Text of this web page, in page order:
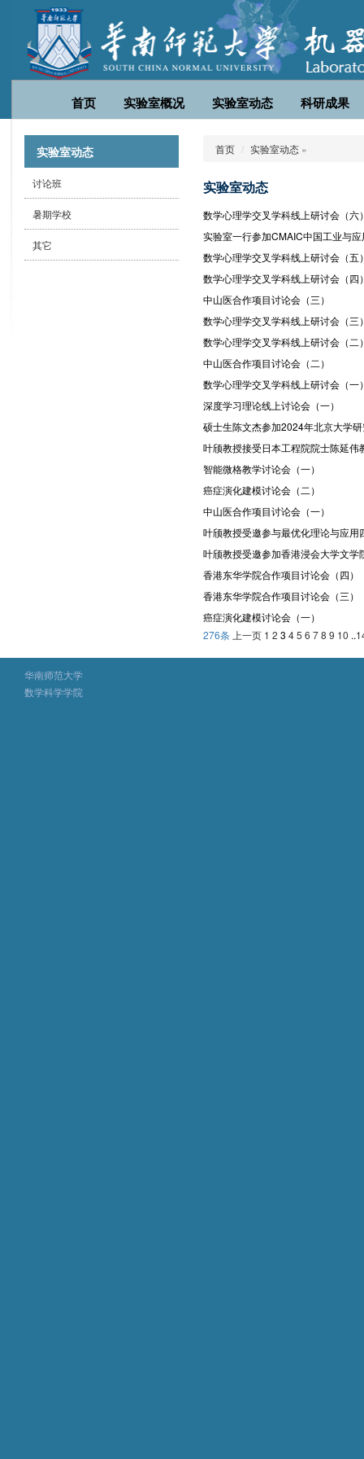
首页 实验室概况 实验室动态 科研成果
实验室动态
讨论班
暑期学校
其它
首页 实验室动态 »
实验室动态
数学心理学交叉学科线上研讨会（六
实验室一行参加CMAIC中国工业与
数学心理学交叉学科线上研讨会（五
数学心理学交叉学科线上研讨会（四
中山医合作项目讨论会（三）
数学心理学交叉学科线上研讨会（三
数学心理学交叉学科线上研讨会（二
中山医合作项目讨论会（二）
数学心理学交叉学科线上研讨会（一
深度学习理论线上讨论会（一）
硕士生陈文杰参加2024年北京大学
叶颀教授接受日本工程院院士陈延伟
智能微格教学讨论会（一）
癌症演化建模讨论会（二）
中山医合作项目讨论会（一）
叶颀教授受邀参与最优化理论与应
叶颀教授受邀参加香港浸会大学文学
香港东华学院合作项目讨论会（四）
香港东华学院合作项目讨论会（三）
癌症演化建模讨论会（一）
276条 上一页 1 2 3 45 6 78 9 10 ..
华南师范大学
数学科学学院